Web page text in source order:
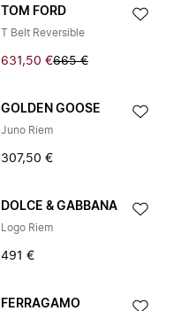
TOM FORD
T Belt Reversible
631,50 €665 €
GOLDEN GOOSE
Juno Riem
307,50 €
DOLCE & GABBANA
Logo Riem
491 €
FERRAGAMO